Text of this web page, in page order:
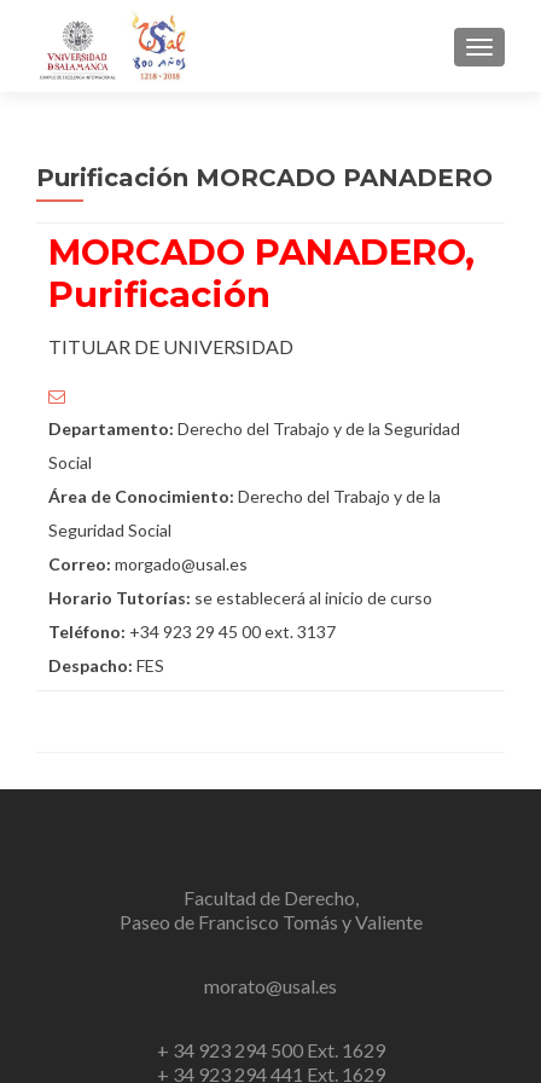
Purificación MORCADO PANADERO
MORCADO PANADERO,
Purificación
TITULAR DE UNIVERSIDAD
Departamento: Derecho del Trabajo y de la Seguridad
Social
Área de Conocimiento: Derecho del Trabajo y de la
Seguridad Social
Correo: morgado@usal.es
Horario Tutorías: se establecerá al inicio de curso
Teléfono: +34 923 29 45 00 ext. 3137
Despacho: FES
Facultad de Derecho,
Paseo de Francisco Tomás y Valiente
morato@usal.es
+ 34 923 294 500 Ext. 1629
+ 34 923 294 441 Ext. 1629